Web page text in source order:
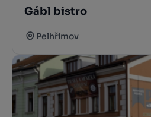
Gábl bistro
Pelhřimov